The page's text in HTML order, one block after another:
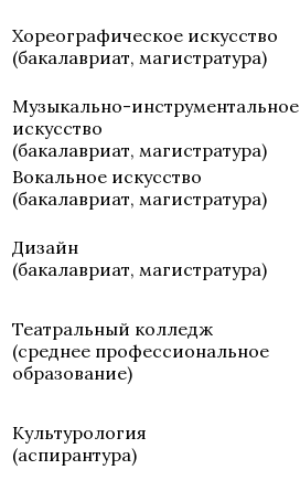
Хореографическое искусство
(бакалавриат, магистратура)
Музыкально-инструментальное
искусство
(бакалавриат, магистратура)
Вокальное искусство
(бакалавриат, магистратура)
Дизайн
(бакалавриат, магистратура)
Театральный колледж
(среднее профессиональное
образование)
Культурология
(аспирантура)